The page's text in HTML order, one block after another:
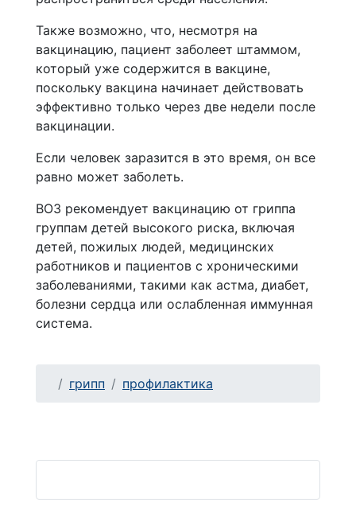
Также возможно, что, несмотря на
вакцинацию, пациент заболеет штаммом,
который уже содержится в вакцине,
поскольку вакцина начинает действовать
эффективно только через две недели после
вакцинации.
Если человек заразится в это время, он все
равно может заболеть.
ВОЗ рекомендует вакцинацию от гриппа
группам детей высокого риска, включая
детей, пожилых людей, медицинских
работников и пациентов с хроническими
заболеваниями, такими как астма, диабет,
болезни сердца или ослабленная иммунная
система.
грипп профилактика